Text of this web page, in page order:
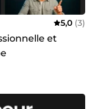
5,0 (3)
et